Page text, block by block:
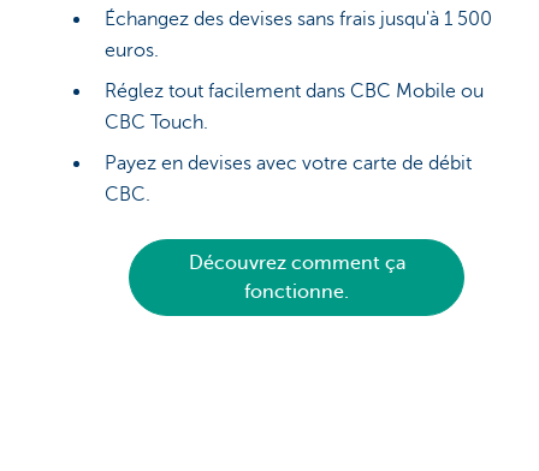
Échangez des devises sans frais jusqu'à 1 500
euros.
Réglez tout facilement dans CBC Mobile ou
CBC Touch.
Payez en devises avec votre carte de débit
CBC.
Découvrez comment ça
fonctionne.